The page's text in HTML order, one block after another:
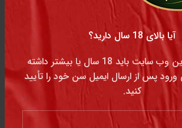
آیا بالای 18 سال دارید؟
برای مشاهده این وب سایت باید 18 سال یا بیشتر داشته
ورود پس از ارسال ایمیل سن خود را تأیید
کنید.
اداری کوثر طبقه ۵ واحد ۷۳۱